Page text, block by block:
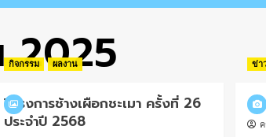
2025
กิจกรรม ผลงาน
โครงการช้างเผือกชะเมา ครั้งที่ 26
ประจำปี 2568
ข่า
ป